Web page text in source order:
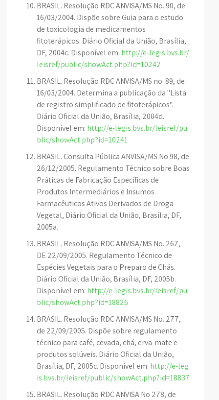
BRASIL. Resolução RDC ANVISA/MS No. 90, de
16/03/2004. Dispõe sobre Guia para o estudo
de toxicologia de medicamentos
fitoterápicos. Diário Oficial da União, Brasília,
DF, 2004c. Disponível em: http://e-legis.bvs.br/
leisref/public/showAct.php?id=10242
BRASIL. Resolução RDC ANVISA/MS no. 89, de
16/03/2004. Determina a publicação da "Lista
de registro simplificado de fitoterápicos".
Diário Oficial da União, Brasília, 2004d.
Disponível em: http://e-legis.bvs.br/leisref/pu
blic/showAct.php?id=10241
BRASIL. Consulta Pública ANVISA/MS No 98, de
26/12/2005. Regulamento Técnico sobre Boas
Práticas de Fabricação Específicas de
Produtos Intermediários e Insumos
Farmacêuticos Ativos Derivados de Droga
Vegetal, Diário Oficial da União, Brasília, DF,
2005a.
BRASIL. Resolução RDC ANVISA/MS No. 267,
DE 22/09/2005. Regulamento Técnico de
Espécies Vegetais para o Preparo de Chás.
Diário Oficial da União, Brasília, DF, 2005b.
Disponível em: http://e-legis.bvs.br/leisref/pu
blic/showAct.php?id=18826
BRASIL. Resolução RDC ANVISA/MS No. 277,
de 22/09/2005. Dispõe sobre regulamento
técnico para café, cevada, chá, erva-mate e
produtos solúveis. Diário Oficial da União,
Brasília, DF, 2005c. Disponível em: http://e-leg
is.bvs.br/leisref/public/showAct.php?id=18837
BRASIL. Resolução RDC ANVISA No 278, de